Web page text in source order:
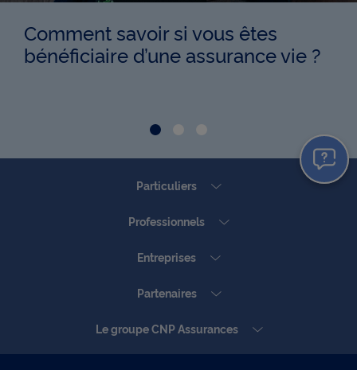
Comment savoir si vous êtes
bénéficiaire d’une assurance vie ?
Aller à la Slide Comment
Aller à la Slide La
Aller à la Slide
Particuliers
Professionnels
Entreprises
Partenaires
Le groupe CNP Assurances